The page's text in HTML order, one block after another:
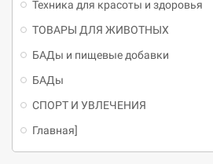
Техника для красоты и здоровья
ТОВАРЫ ДЛЯ ЖИВОТНЫХ
БАДы и пищевые добавки
БАДы
СПОРТ И УВЛЕЧЕНИЯ
Главная]